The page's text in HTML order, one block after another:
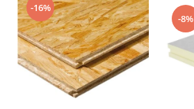
-16%
-8%